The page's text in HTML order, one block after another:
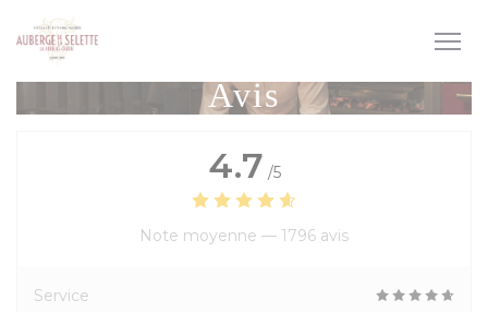
Personnalisation de vos choix en matière de cookies
Avis
4.7 /5
Note moyenne — 1796 avis
Service